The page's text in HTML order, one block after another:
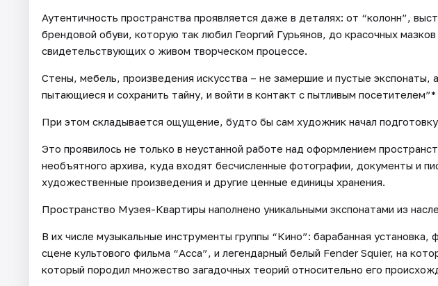
Аутентичность пространства проявляется даже в деталях: от “колонн”,
брендовой обуви, которую так любил Георгий Гурьянов, до красочных мазков
свидетельствующих о живом творческом процессе.
Стены, мебель, произведения искусства – не замершие и пустые экспонаты,
пытающиеся и сохранить тайну, и войти в контакт с пытливым
При этом складывается ощущение, будто бы сам художник начал
Это проявилось не только в неустанной работе над оформлением
необъятного архива, куда входят бесчисленные фотографии, документы и
художественные произведения и другие ценные единицы хранения.
Пространство Музея-Квартиры наполнено уникальными экспонатами из
В их числе музыкальные инструменты группы “Кино”: барабанная установка,
сцене культового фильма “Асса”, и легендарный белый Fender Squier, на
который породил множество загадочных теорий относительно его